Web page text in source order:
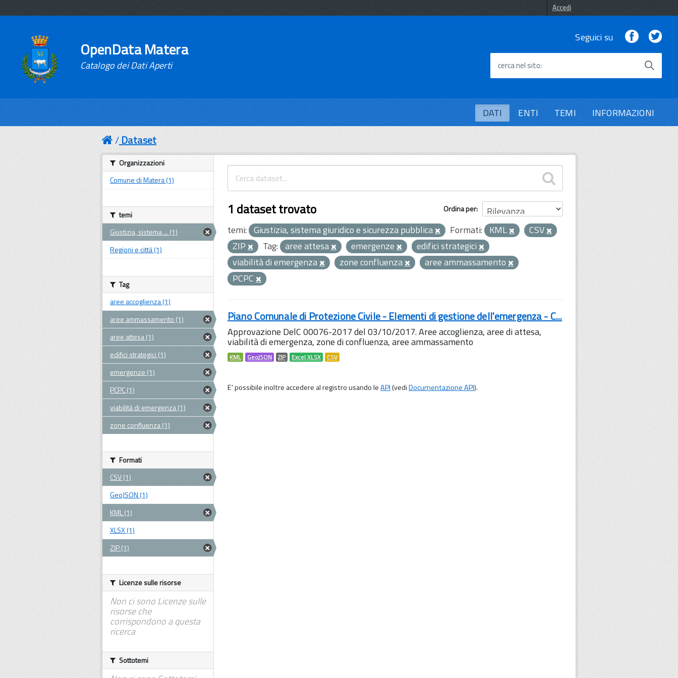
Accedi
OpenData Matera
Catalogo dei Dati Aperti
Seguici su Facebook
cerca nel sito
DATI ENTI TEMI INFORMAZIONI
Dataset
Ordina per
1 dataset trovato
temi: Giustizia, sistema giuridico e sicurezza pubblica Formati: KML
CSV
ZIP
Tag: aree attesa emergenze
edifici strategici
viabilità di emergenza
zone confluenza
aree ammassamento
PCPC
Piano Comunale di Protezione Civile - Elementi di gestione dell'emergenza - C...
Approvazione DelC 00076-2017 del 03/10/2017. Aree accoglienza, aree di attesa,
viabilità di emergenza, zone di confluenza, aree ammassamento
KML GeoJSON ZIP Excel XLSX CSV
E' possibile inoltre accedere al registro usando leAPI(vediDocumentazione API).
Organizzazioni
Comune di Matera (1)
temi
Giustizia, sistema ... (1)
Regioni e città (1)
Tag
aree accoglienza (1)
aree ammassamento (1)
aree attesa (1)
edifici strategici (1)
emergenze (1)
PCPC (1)
viabilità di emergenza (1)
zone confluenza (1)
Formati
CSV (1)
GeoJSON (1)
KML (1)
XLSX (1)
ZIP (1)
Licenze sulle risorse
Non ci sono Licenze sulle
risorse che
corrispondono a questa
ricerca
Sottotemi